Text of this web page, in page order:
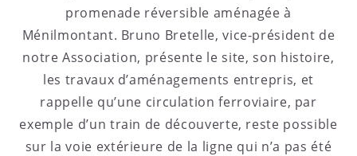
promenade réversible aménagée à
Ménilmontant. Bruno Bretelle, vice-président de
notre Association, présente le site, son histoire,
les travaux d’aménagements entrepris, et
rappelle qu’une circulation ferroviaire, par
exemple d’un train de découverte, reste possible
sur la voie extérieure de la ligne qui n’a pas été